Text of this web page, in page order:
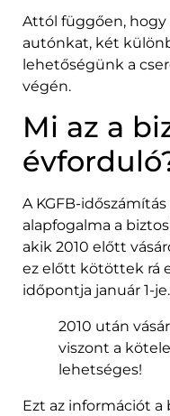
Attól függően, hogy
autónkat, két
lehetőségünk a
végén.
Mi az a
A KGFB-
alapfogalma a
akik 2010 előtt
ez előtt kötöttek rá
időpontja január 1-je.
2010 után
viszont a
lehetséges!
Ezt az információt